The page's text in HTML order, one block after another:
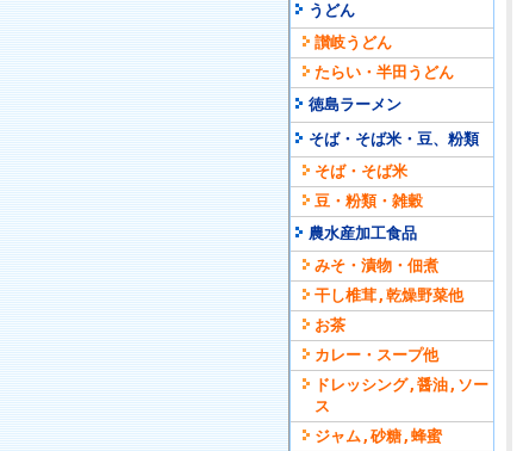
うどん
讃岐うどん
たらい・半田うどん
徳島ラーメン
そば・そば米・豆、粉類
そば・そば米
豆・粉類・雑穀
農水産加工食品
みそ・漬物・佃煮
干し椎茸,乾燥野菜他
お茶
カレー・スープ他
ドレッシング,醤油,ソー
ス
ジャム,砂糖,蜂蜜